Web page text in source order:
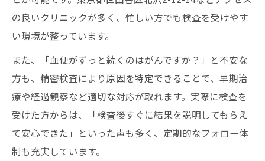
の良いクリニックが多く、忙しい方でも検査を受けやす
い環境が整っています。
また、「血便がずっと続くのはがんですか？」と不安な
方も、精密検査により原因を特定できることで、早期治
療や経過観察など適切な対応が取れます。実際に検査を
受けた方からは、「検査後すぐに結果を説明してもらえ
て安心できた」といった声も多く、定期的なフォロー体
制も充実しています。